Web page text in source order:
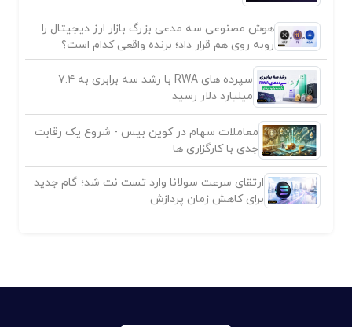
هوش مصنوعی سه مدعی بزرگ بازار ارز دیجیتال را
روبه روی هم قرار داد؛ برنده واقعی کدام است؟
سپرده های RWA با رشد سه برابری به ۷.۴
میلیارد دلار رسید
معاملات سهام در کوین بیس - شروع یک رقابت
جدی با کارگزاری ها
ارتقای سرعت سولانا وارد تست نت شد؛ گام جدید
برای کاهش زمان پردازش